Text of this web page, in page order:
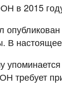
в 2015
В
требует